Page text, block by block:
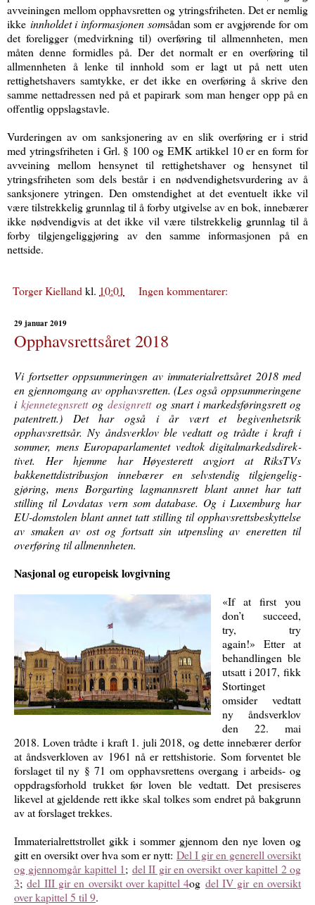
avveiningen mellom opphavsretten og ytringsfriheten. Det er nemlig
ikke innholdet i informasjonen somsådan som er avgjørende for om
det foreligger (medvirkning til) overføring til allmennheten, men
måten denne formidles på. Der det normalt er en overføring til
allmennheten å lenke til innhold som er lagt ut på nett uten
rettighetshavers samtykke, er det ikke en overføring å skrive den
samme nettadressen ned på et papirark som man henger opp på en
offentlig oppslagstavle.
Vurderingen av om sanksjonering av en slik overføring er i strid
med ytringsfriheten i Grl. § 100 og EMK artikkel 10 er en form for
avveining mellom hensynet til rettighetshaver og hensynet til
ytringsfriheten som dels består i en nødvendighetsvurdering av å
sanksjonere ytringen. Den omstendighet at det eventuelt ikke vil
være tilstrekkelig grunnlag til å forby utgivelse av en bok, innebærer
ikke nødvendigvis at det ikke vil være tilstrekkelig grunnlag til å
forby tilgjengeliggjøring av den samme informasjonen på en
nettside.
Torger Kielland kl. 10:01 Ingen kommentarer:
29 januar 2019
Opphavsrettsåret 2018
Vi fortsetter oppsummeringen av immaterialrettsåret 2018 med
en gjennomgang av opphavsretten. (Les også oppsummeringene
ikjennetegnsrettogdesignrettog snart i markedsføringsrett og
patentrett.) Det har også i år vært et begivenhetsrik
opphavsrettsår. Ny åndsverklov ble vedtatt og trådte i kraft i
sommer, mens Europaparlamentet vedtok digital­markeds­direk­
tivet. Her hjemme har Høyesterett avgjort at RiksTVs
bakkenettdistribusjon innebærer en selvstendig tilgjengelig­
gjøring, mens Borgarting lagmannsrett blant annet har tatt
stilling til Lovdatas vern som database. Og i Luxemburg har
EU-domstolen blant annet tatt stilling til opphavsrettsbeskyttelse
av smaken av ost og fortsatt sin utpensling av eneretten til
overføring til allmennheten.
Nasjonal og europeisk lovgivning
«If at first you
don’t succeed,
try, try
again!»Etter at
behandlingen ble
utsatt i 2017, fikk
Stortinget
omsider vedtatt
ny åndsverklov
den 22. mai
2018. Loven trådte i kraft 1. juli 2018, og dette innebærer derfor
at åndsverkloven av 1961 nå er rettshistorie. Som forventet ble
forslaget til ny § 71 om opphavsrettens overgang i arbeids- og
oppdragsforhold trukket før loven ble vedtatt. Det presiseres
likevel at gjeldende rett ikke skal tolkes som endret på bakgrunn
av at forslaget trekkes.
Immaterialrettstrollet gikk i sommer gjennom den nye loven og
gitt en oversikt over hva som er nytt: Del I gir en generell oversikt
og gjennomgår kapittel 1; del II gir en oversikt over kapittel 2 og
3;del III gir en oversikt over kapittel 4og del IV gir en oversikt
over kapittel 5 til 9.